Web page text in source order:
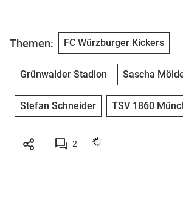
Themen: FC Würzburger Kickers
Grünwalder Stadion Sascha
Stefan Schneider TSV 1860
2